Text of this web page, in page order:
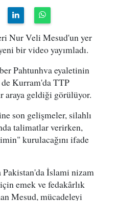
Nur Veli Mesud'un yer
bir video yayımladı.
Pahtunhva eyaletinin
Kurram'da TTP
araya geldiği görülüyor.
son gelişmeler, silahlı
talimatlar verirken,
kurulacağını ifade
İslami nizam
emek ve fedakârlık
Mesud, mücadeleyi